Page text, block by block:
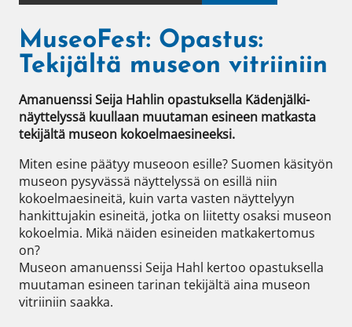
MuseoFest: Opastus:
Tekijältä museon vitriiniin
Amanuenssi Seija Hahlin opastuksella Kädenjälki-
näyttelyssä kuullaan muutaman esineen matkasta
tekijältä museon kokoelmaesineeksi.
Miten esine päätyy museoon esille? Suomen käsityön
museon pysyvässä näyttelyssä on esillä niin
kokoelmaesineitä, kuin varta vasten näyttelyyn
hankittujakin esineitä, jotka on liitetty osaksi museon
kokoelmia. Mikä näiden esineiden matkakertomus
on?
Museon amanuenssi Seija Hahl kertoo opastuksella
muutaman esineen tarinan tekijältä aina museon
vitriiniin saakka.